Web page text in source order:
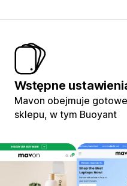
Wstępne
Mavon obejmuje
sklepu, w tym Buoyant